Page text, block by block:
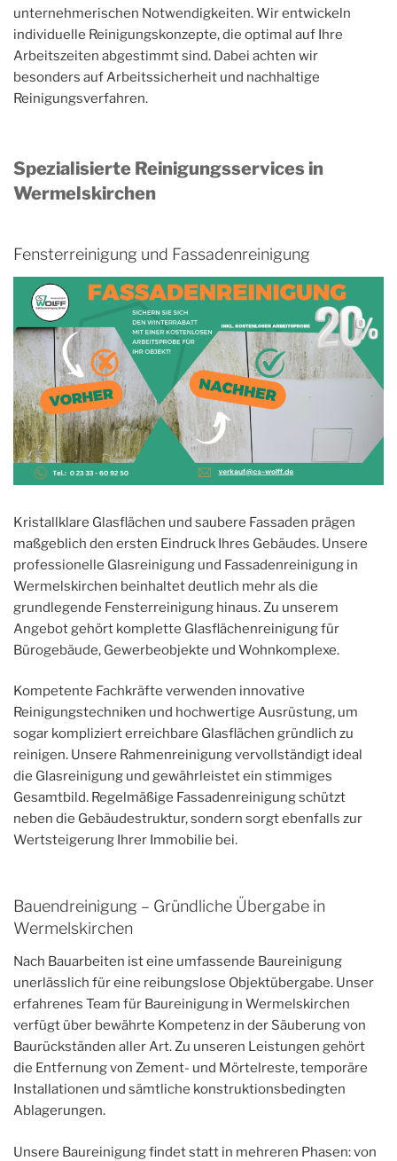
unternehmerischen Notwendigkeiten. Wir entwickeln
individuelle Reinigungskonzepte, die optimal auf Ihre
Arbeitszeiten abgestimmt sind. Dabei achten wir
besonders auf Arbeitssicherheit und nachhaltige
Reinigungsverfahren.
Spezialisierte Reinigungsservices in
Wermelskirchen
Fensterreinigung und Fassadenreinigung
Kristallklare Glasflächen und saubere Fassaden prägen
maßgeblich den ersten Eindruck Ihres Gebäudes. Unsere
professionelle Glasreinigung und Fassadenreinigung in
Wermelskirchen beinhaltet deutlich mehr als die
grundlegende Fensterreinigung hinaus. Zu unserem
Angebot gehört komplette Glasflächenreinigung für
Bürogebäude, Gewerbeobjekte und Wohnkomplexe.
Kompetente Fachkräfte verwenden innovative
Reinigungstechniken und hochwertige Ausrüstung, um
sogar kompliziert erreichbare Glasflächen gründlich zu
reinigen. Unsere Rahmenreinigung vervollständigt ideal
die Glasreinigung und gewährleistet ein stimmiges
Gesamtbild. Regelmäßige Fassadenreinigung schützt
neben die Gebäudestruktur, sondern sorgt ebenfalls zur
Wertsteigerung Ihrer Immobilie bei.
Bauendreinigung – Gründliche Übergabe in
Wermelskirchen
Nach Bauarbeiten ist eine umfassende Baureinigung
unerlässlich für eine reibungslose Objektübergabe. Unser
erfahrenes Team für Baureinigung in Wermelskirchen
verfügt über bewährte Kompetenz in der Säuberung von
Baurückständen aller Art. Zu unseren Leistungen gehört
die Entfernung von Zement- und Mörtelreste, temporäre
Installationen und sämtliche konstruktionsbedingten
Ablagerungen.
Unsere Baureinigung findet statt in mehreren Phasen: von